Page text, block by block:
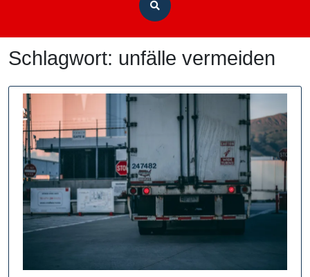
Schlagwort: unfälle vermeiden